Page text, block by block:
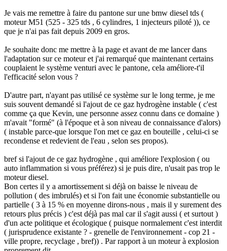
Je vais me remettre à faire du pantone sur une bmw diesel tds (
moteur M51 (525 - 325 tds , 6 cylindres, 1 injecteurs piloté )), ce
que je n'ai pas fait depuis 2009 en gros.
Je souhaite donc me mettre à la page et avant de me lancer dans
l'adaptation sur ce moteur et j'ai remarqué que maintenant certains
couplaient le système venturi avec le pantone, cela améliore-t'il
l'efficacité selon vous ?
D'autre part, n'ayant pas utilisé ce système sur le long terme, je me
suis souvent demandé si l'ajout de ce gaz hydrogène instable ( c'est
comme ça que Kevin, une personne assez connu dans ce domaine )
m'avait "formé" (à l'époque et à son niveau de connaissance d'alors)
( instable parce-que lorsque l'on met ce gaz en bouteille , celui-ci se
recondense et redevient de l'eau , selon ses propos).
bref si l'ajout de ce gaz hydrogène , qui améliore l'explosion ( ou
auto inflammation si vous préférez) si je puis dire, n'usait pas trop le
moteur diesel.
Bon certes il y a amortissement si déjà on baisse le niveau de
pollution ( des imbrulés) et si l'on fait une économie substantielle ou
partielle ( 3 à 15 % en moyenne dirons-nous , mais il y surement des
retours plus précis ) c'est déjà pas mal car il s'agit aussi ( et surtout )
d'un acte politique et écologique ( puisque normalement c'est interdit
( jurisprudence existante ? - grenelle de l'environnement - cop 21 -
ville propre, recyclage , bref)) . Par rapport à un moteur à explosion